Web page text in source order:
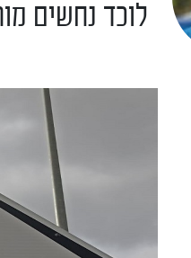
לוכד נחשים